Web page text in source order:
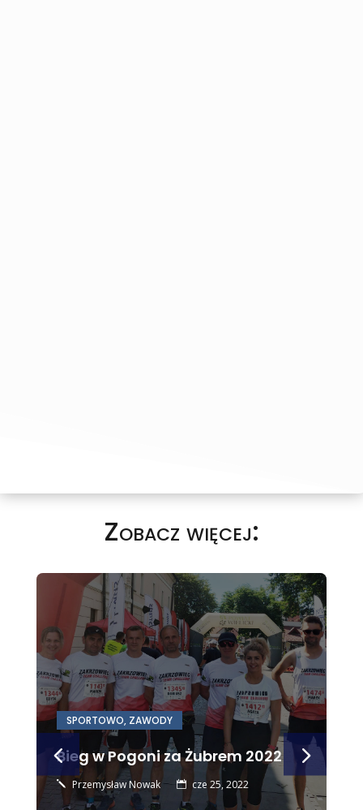
Zobacz więcej:
SPORTOWO, ZAWODY
Bieg w Pogoni za Żubrem 2022
j Przemysław Nowak  cze 25, 2022